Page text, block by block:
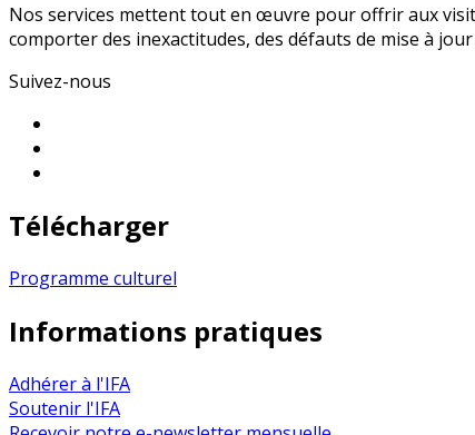
Nos services mettent tout en œuvre pour offrir aux
comporter des inexactitudes, des défauts de mise à
Suivez-nous
Télécharger
Programme culturel
Informations pratiques
Adhérer à l'IFA
Soutenir l'IFA